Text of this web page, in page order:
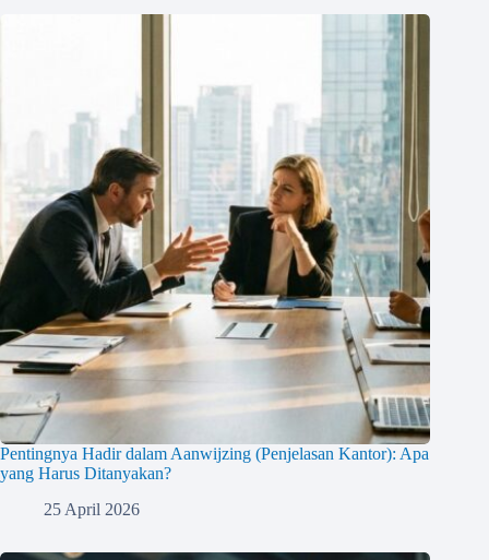
Pentingnya Hadir dalam Aanwijzing (Penjelasan Kantor): Apa
yang Harus Ditanyakan?
25 April 2026